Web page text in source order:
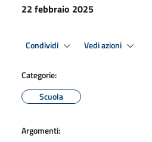
22 febbraio 2025
Condividi Vedi azioni
Categorie:
Scuola
Argomenti: